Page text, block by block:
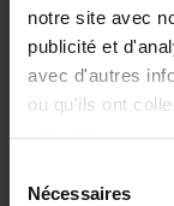
notre site avec
publicité et
avec d'autres
ou qu'ils ont
Nécessaires